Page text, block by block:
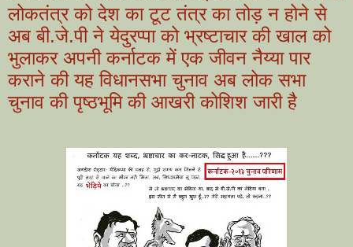
लोकतंत्र को देश का टूट तंत्र का तोड़ न होने से
अब बी.जे.पी ने येदुरप्पा को भ्रष्टाचार की खाल को
भुलाकर अपनी कर्नाटक में एक जीवन नैय्या पार
कराने की यह विधानसभा चुनाव अब लोक सभा
चुनाव की पृष्ठभूमि की आखरी कोशिश जारी है